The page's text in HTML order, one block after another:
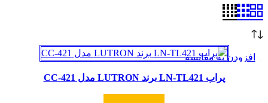
افزودن به مقایسه
افزودن به علاقه مندی
پراب LN-TL421 برند LUTRON مدل CC-421